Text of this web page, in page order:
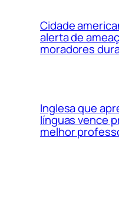
Cidade
alerta de
moradores
Inglesa que
línguas vence
melhor